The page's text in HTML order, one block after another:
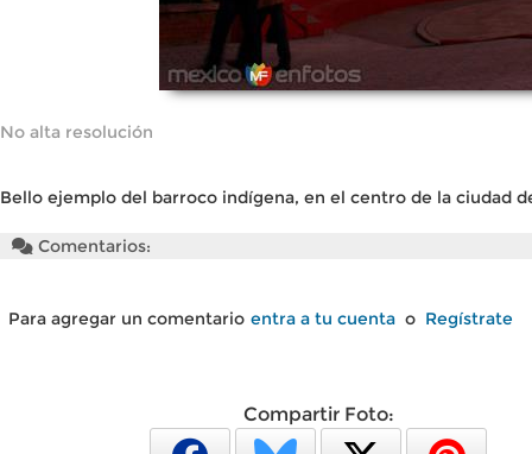
No alta resolución
Bello ejemplo del barroco indígena, en el centro de la ciudad
Comentarios:
Para agregar un comentario entra a tu cuenta o Regístrate
Compartir Foto: